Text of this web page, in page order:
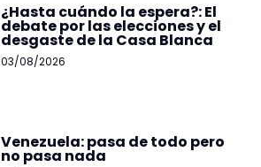
¿Hasta cuándo la espera?: El
debate por las elecciones y el
desgaste de la Casa Blanca
03/08/2026
Venezuela: pasa de todo pero
no pasa nada